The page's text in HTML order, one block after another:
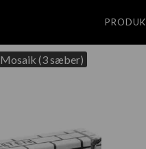
Mosaik (3 sæber)